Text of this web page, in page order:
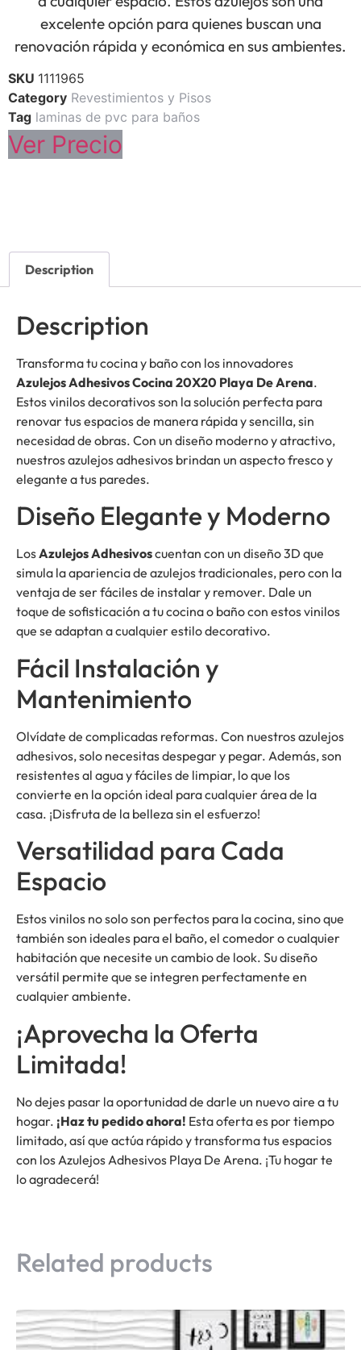
excelente opción para quienes buscan una
renovación rápida y económica en sus ambientes.
SKU 1111965
Category Revestimientos y Pisos
Tag laminas de pvc para baños
Ver Precio
Description
Description
Transforma tu cocina y baño con los innovadores
Azulejos Adhesivos Cocina 20X20 Playa De Arena.
Estos vinilos decorativos son la solución perfecta para
renovar tus espacios de manera rápida y sencilla, sin
necesidad de obras. Con un diseño moderno y atractivo,
nuestros azulejos adhesivos brindan un aspecto fresco y
elegante a tus paredes.
Diseño Elegante y Moderno
LosAzulejos Adhesivoscuentan con un diseño 3D que
simula la apariencia de azulejos tradicionales, pero con la
ventaja de ser fáciles de instalar y remover. Dale un
toque de sofisticación a tu cocina o baño con estos vinilos
que se adaptan a cualquier estilo decorativo.
Fácil Instalación y
Mantenimiento
Olvídate de complicadas reformas. Con nuestros azulejos
adhesivos, solo necesitas despegar y pegar. Además, son
resistentes al agua y fáciles de limpiar, lo que los
convierte en la opción ideal para cualquier área de la
casa. ¡Disfruta de la belleza sin el esfuerzo!
Versatilidad para Cada
Espacio
Estos vinilos no solo son perfectos para la cocina, sino que
también son ideales para el baño, el comedor o cualquier
habitación que necesite un cambio de look. Su diseño
versátil permite que se integren perfectamente en
cualquier ambiente.
¡Aprovecha la Oferta
Limitada!
No dejes pasar la oportunidad de darle un nuevo aire a tu
hogar. ¡Haz tu pedido ahora! Esta oferta es por tiempo
limitado, así que actúa rápido y transforma tus espacios
con los Azulejos Adhesivos Playa De Arena. ¡Tu hogar te
lo agradecerá!
Related products